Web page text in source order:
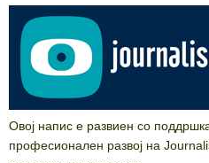
Овој напис е развиен со
професионален развој на